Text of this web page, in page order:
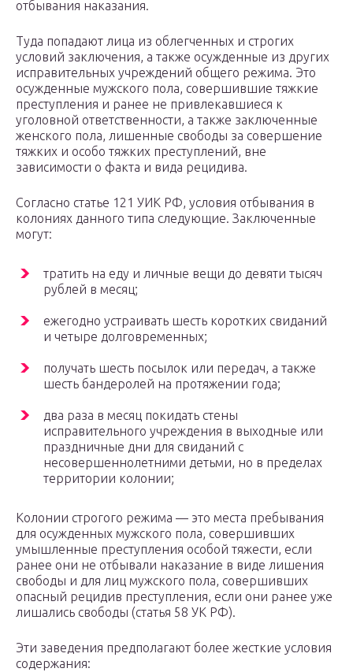
отбывания наказания.
Туда попадают лица из облегченных и строгих
условий заключения, а также осужденные из других
исправительных учреждений общего режима. Это
осужденные мужского пола, совершившие тяжкие
преступления и ранее не привлекавшиеся к
уголовной ответственности, а также заключенные
женского пола, лишенные свободы за совершение
тяжких и особо тяжких преступлений, вне
зависимости о факта и вида рецидива.
Согласно статье 121 УИК РФ, условия отбывания в
колониях данного типа следующие. Заключенные
могут:
тратить на еду и личные вещи до девяти тысяч
рублей в месяц;
ежегодно устраивать шесть коротких свиданий
и четыре долговременных;
получать шесть посылок или передач, а также
шесть бандеролей на протяжении года;
два раза в месяц покидать стены
исправительного учреждения в выходные или
праздничные дни для свиданий с
несовершеннолетними детьми, но в пределах
территории колонии;
Колонии строгого режима — это места пребывания
для осужденных мужского пола, совершивших
умышленные преступления особой тяжести, если
ранее они не отбывали наказание в виде лишения
свободы и для лиц мужского пола, совершивших
опасный рецидив преступления, если они ранее уже
лишались свободы (статья 58 УК РФ).
Эти заведения предполагают более жесткие условия
содержания: